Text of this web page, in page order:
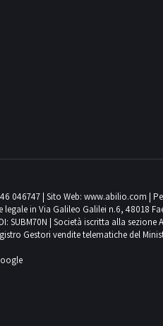
046747 | Sito Web: www.abilio.com |
in Via Galileo Galilei n.6, 48018
SUBM70N | Società iscritta alla
Gestori vendite telematiche del